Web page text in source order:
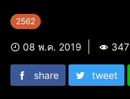
2562
08 พ.ค. 2019 347
share tweet